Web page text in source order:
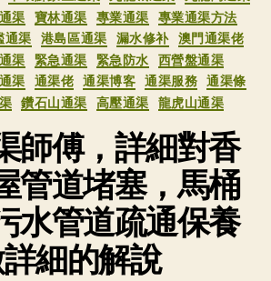
类
渠 寶林通渠 專業通渠
專業通渠方法
通渠 港島區通渠 漏水修补
澳門通渠佬
渠 緊急通渠 緊急防水
西營盤通渠
通渠 通渠佬 通渠博客 通渠服務
通渠條
鑽石山通渠 高壓通渠 龍虎山通渠
師傅，詳細對香
管道堵塞，馬桶
水管道疏通保養
細的解說